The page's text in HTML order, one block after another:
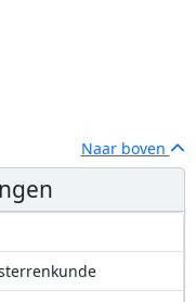
Naar boven